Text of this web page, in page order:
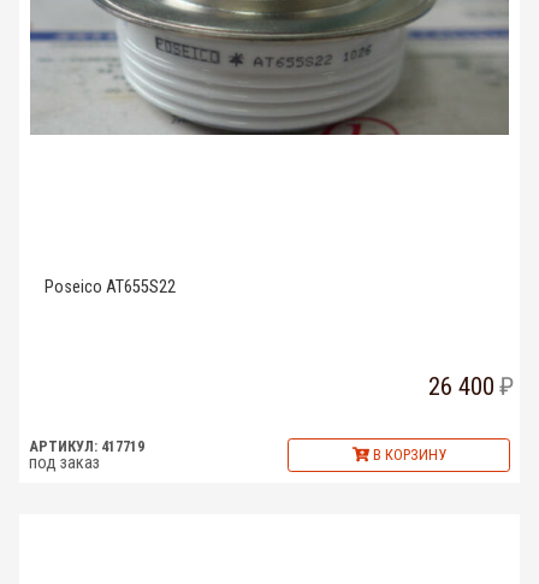
Poseico AT655S22
26 400
АРТИКУЛ: 417719
под заказ В КОРЗИНУ